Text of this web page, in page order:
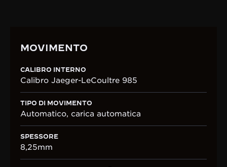
MOVIMENTO
CALIBRO INTERNO
Calibro Jaeger-LeCoultre 985
TIPO DI MOVIMENTO
Automatico, carica automatica
SPESSORE
8,25mm